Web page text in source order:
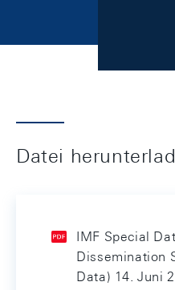
Datei
IMF Special
Dissemination
Data) 14. Juni